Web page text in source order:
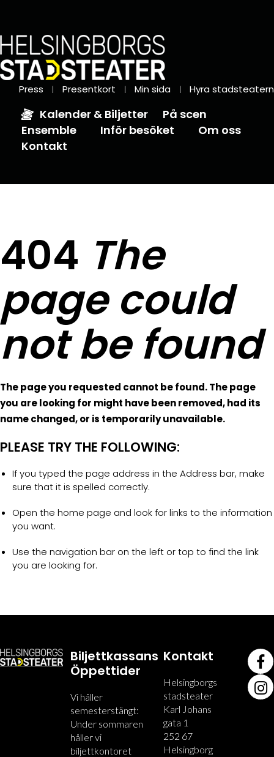
Press Presentkort Min sida Hyra stadsteatern
Kalender & Biljetter
På scen
Ensemble
Inför besöket
Om oss
Kontakt
404 The
page could
not be found
The page you requested cannot be found. The page
you are looking for might have been removed, had its
name changed, or is temporarily unavailable.
PLEASE TRY THE FOLLOWING:
If you typed the page address in the Address bar, make
sure that it is spelled correctly.
Open the home page and look for links to the information
you want.
Use the navigation bar on the left or top to find the link
you are looking for.
Biljettkassans
Öppettider
Vi håller
semesterstängt:
Under sommaren
håller vi
biljettkontoret
Kontakt
Helsingborgs
stadsteater
Karl Johans
gata 1
252 67
Helsingborg